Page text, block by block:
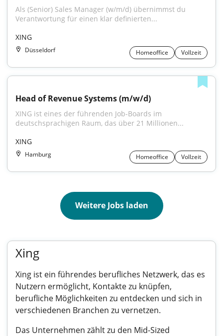
Als (Senior) Sales Manager (w/m/d) übernimmst du
Verantwortung für einen klar definierten...
XING
Düsseldorf Homeoffice Vollzeit
Head of Revenue Systems (m/w/d)
XING ist eines der führenden Job-Boards im
deutschsprachigen Raum, das über 21 Millionen...
XING
Hamburg Homeoffice Vollzeit
Weitere Jobs laden
Xing
Xing ist ein führendes berufliches Netzwerk, das es
Nutzern ermöglicht, Kontakte zu knüpfen,
berufliche Möglichkeiten zu entdecken und sich in
verschiedenen Branchen zu vernetzen.
Das Unternehmen zählt zu den Mid-Sized